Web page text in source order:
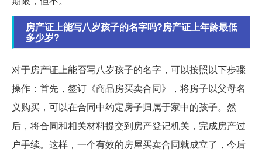
房产证上能写八岁孩子的名字吗?房产证上年龄最低
多少岁?
对于房产证上能否写八岁孩子的名字，可以按照以下步骤
操作：首先，签订《商品房买卖合同》，将房子以父母名
义购买，可以在合同中约定房子归属于家中的孩子。然
后，将合同和相关材料提交到房产登记机关，完成房产过
户手续。这样，一个有效的房屋买卖合同就成立了，今后